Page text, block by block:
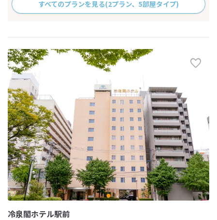
すべてのプランを見る(2プラン、5部屋タイプ)
冷泉閣ホテル駅前